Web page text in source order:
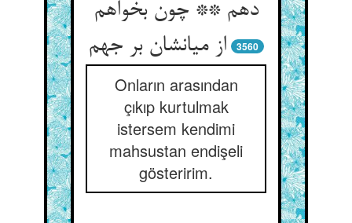
دهم ** چون بخواهم
از میانشان بر جهم‏
3560
Onların arasından
çıkıp kurtulmak
istersem kendimi
mahsustan endişeli
gösteririm.